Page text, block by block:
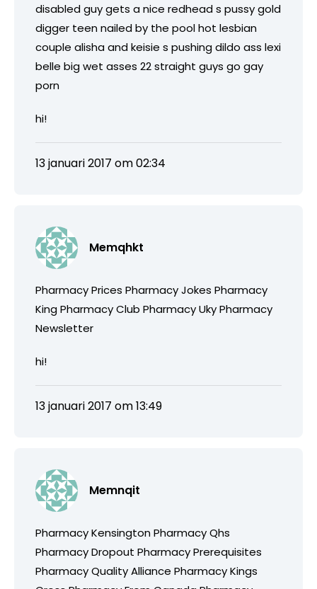
disabled guy gets a nice redhead s pussy gold
digger teen nailed by the pool hot lesbian
couple alisha and keisie s pushing dildo ass lexi
belle big wet asses 22 straight guys go gay
porn
hi!
13 januari 2017 om 02:34
Memqhkt
Pharmacy Prices Pharmacy Jokes Pharmacy
King Pharmacy Club Pharmacy Uky Pharmacy
Newsletter
hi!
13 januari 2017 om 13:49
Memnqit
Pharmacy Kensington Pharmacy Qhs
Pharmacy Dropout Pharmacy Prerequisites
Pharmacy Quality Alliance Pharmacy Kings